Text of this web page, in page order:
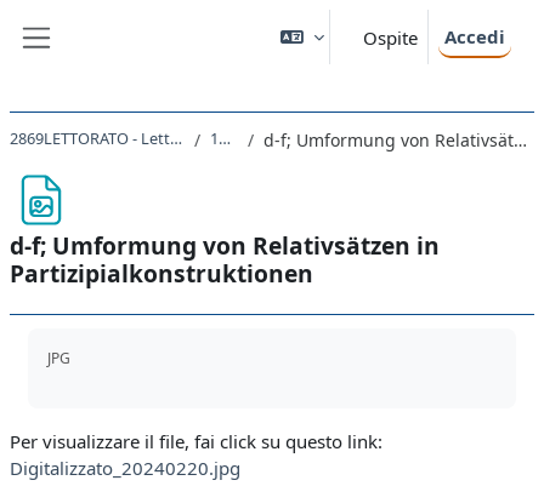
Ospite Accedi
2869LETTORATO - Lettorato LM1 e LM2 2023 19/02/24 d-f; Umformung von Relativsätzen in Partizipialkonstruktionen
d-f; Umformung von Relativsätzen in
Partizipialkonstruktionen
JPG
Per visualizzare il file, fai click su questo link:
Digitalizzato_20240220.jpg